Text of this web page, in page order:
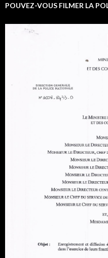
POUVEZ-VOUS FILMER LA